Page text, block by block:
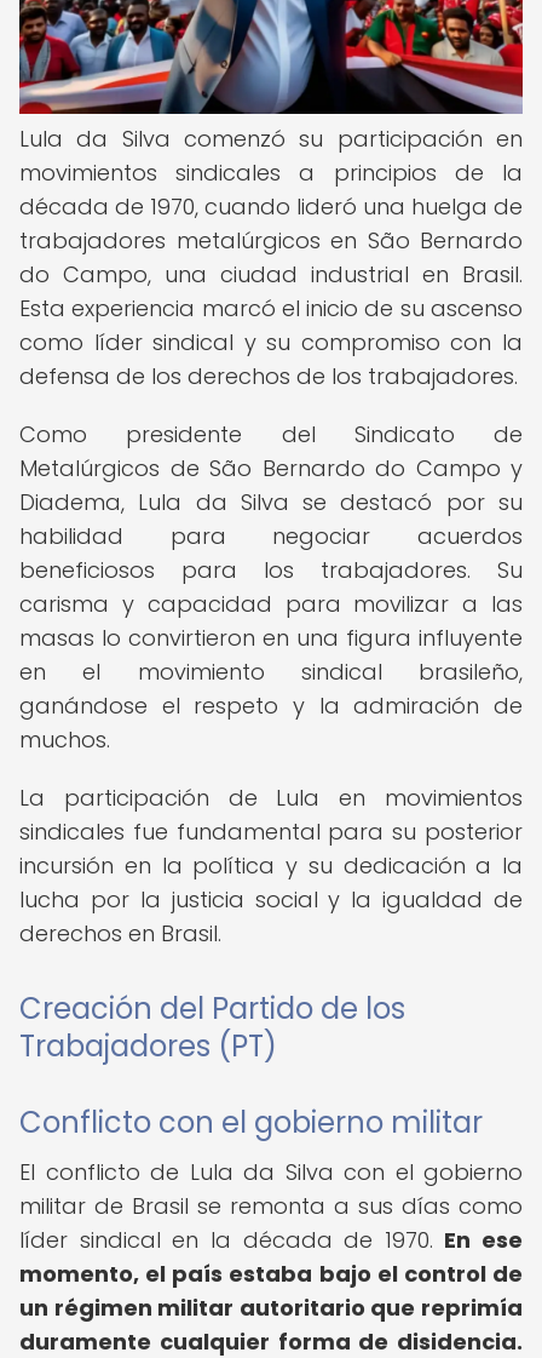
Lula da Silva comenzó su participación en
movimientos sindicales a principios de la
década de 1970, cuando lideró una huelga de
trabajadores metalúrgicos en São Bernardo
do Campo, una ciudad industrial en Brasil.
Esta experiencia marcó el inicio de su ascenso
como líder sindical y su compromiso con la
defensa de los derechos de los trabajadores.
Como presidente del Sindicato de
Metalúrgicos de São Bernardo do Campo y
Diadema, Lula da Silva se destacó por su
habilidad para negociar acuerdos
beneficiosos para los trabajadores. Su
carisma y capacidad para movilizar a las
masas lo convirtieron en una figura influyente
en el movimiento sindical brasileño,
ganándose el respeto y la admiración de
muchos.
La participación de Lula en movimientos
sindicales fue fundamental para su posterior
incursión en la política y su dedicación a la
lucha por la justicia social y la igualdad de
derechos en Brasil.
Creación del Partido de los
Trabajadores (PT)
Conflicto con el gobierno militar
El conflicto de Lula da Silva con el gobierno
militar de Brasil se remonta a sus días como
líder sindical en la década de 1970. En ese
momento, el país estaba bajo el control de
un régimen militar autoritario que reprimía
duramente cualquier forma de disidencia.